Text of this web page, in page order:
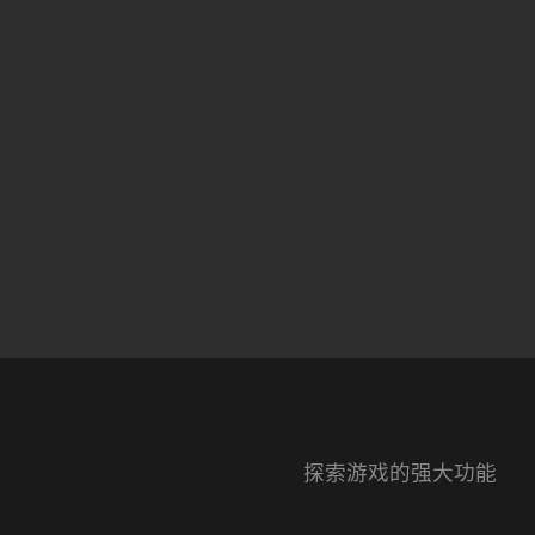
探索游戏的强大功能